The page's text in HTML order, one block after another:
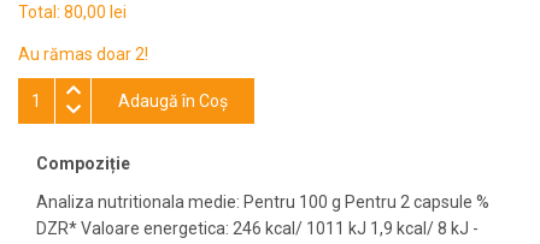
Total: 80,00 lei
Au rămas doar 2!
Adaugă în Coş
Compoziție
Analiza nutritionala medie: Pentru 100 g Pentru 2 capsule %
DZR* Valoare energetica: 246 kcal/ 1011 kJ 1,9 kcal/ 8 kJ -